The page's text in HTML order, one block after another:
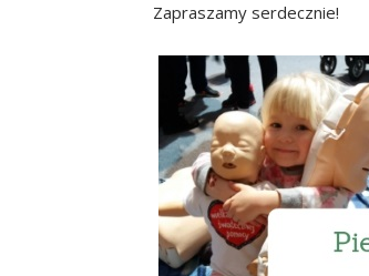
Zapraszamy serdecznie!